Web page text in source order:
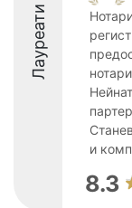
Лауреати
и
8.3